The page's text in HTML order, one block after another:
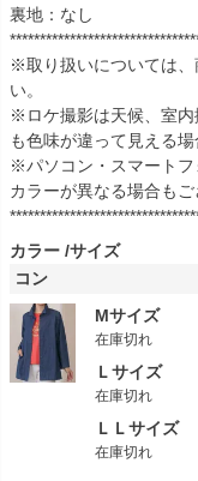
裏地：なし
※取り扱いについては、
い。
※ロケ撮影は天候、室内
も色味が違って見える場
※パソコン・スマート
カラーが異なる場合も
カラー サイズ
コン
Mサイズ
在庫切れ
Ｌサイズ
在庫切れ
ＬＬサイズ
在庫切れ